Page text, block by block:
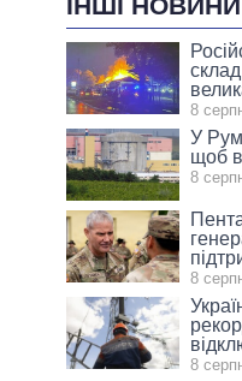
ІНШІ
8
У
щоб
8
8
8